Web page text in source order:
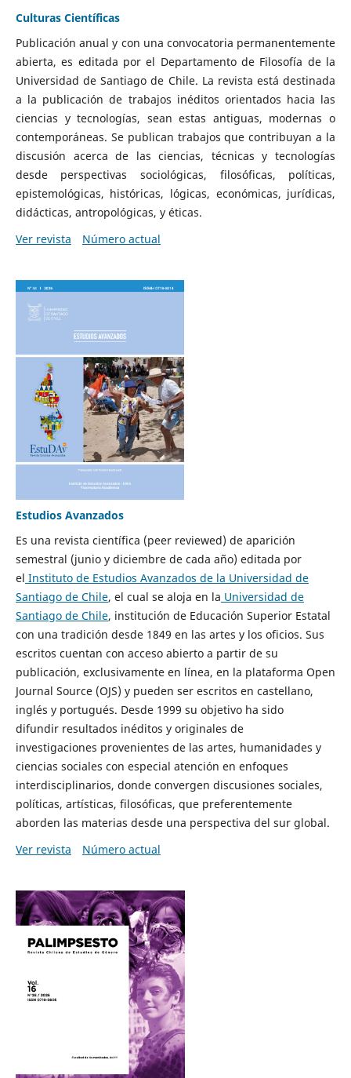
Culturas Científicas
Publicación anual y con una convocatoria permanentemente
abierta, es editada por el Departamento de Filosofía de la
Universidad de Santiago de Chile. La revista está destinada
a la publicación de trabajos inéditos orientados hacia las
ciencias y tecnologías, sean estas antiguas, modernas o
contemporáneas. Se publican trabajos que contribuyan a la
discusión acerca de las ciencias, técnicas y tecnologías
desde perspectivas sociológicas, filosóficas, políticas,
epistemológicas, históricas, lógicas, económicas, jurídicas,
didácticas, antropológicas, y éticas.
Ver revista
Número actual
Estudios Avanzados
Es una revista científica (peer reviewed) de aparición
semestral (junio y diciembre de cada año) editada por
el Instituto de Estudios Avanzados de la Universidad de
Santiago de Chile, el cual se aloja en la Universidad de
Santiago de Chile, institución de Educación Superior Estatal
con una tradición desde 1849 en las artes y los oficios. Sus
escritos cuentan con acceso abierto a partir de su
publicación, exclusivamente en línea, en la plataforma Open
Journal Source (OJS) y pueden ser escritos en castellano,
inglés y portugués. Desde 1999 su objetivo ha sido
difundir resultados inéditos y originales de
investigaciones provenientes de las artes, humanidades y
ciencias sociales con especial atención en enfoques
interdisciplinarios, donde convergen discusiones sociales,
políticas, artísticas, filosóficas, que preferentemente
aborden las materias desde una perspectiva del sur global.
Ver revista
Número actual